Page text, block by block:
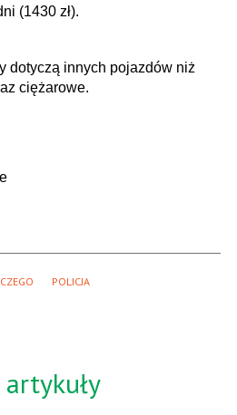
(1430 zł).
dotyczą innych pojazdów niż
ciężarowe.
POLICJA